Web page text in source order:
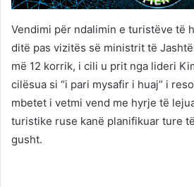
Vendimi për ndalimin e turistëve të
ditë pas vizitës së ministrit të
më 12 korrik, i cili u prit nga lideri
cilësua si “i pari mysafir i huaj” i
mbetet i vetmi vend me hyrje të
turistike ruse kanë planifikuar ture
gusht.